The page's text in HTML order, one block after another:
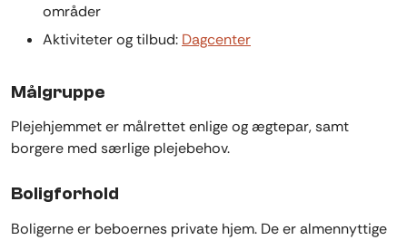
områder
Aktiviteter og tilbud: Dagcenter
Målgruppe
Plejehjemmet er målrettet enlige og ægtepar, samt
borgere med særlige plejebehov.
Boligforhold
Boligerne er beboernes private hjem. De er almennyttige